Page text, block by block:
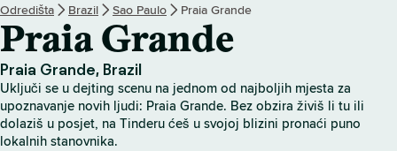
r
n
a
l
o
v
Odredišta Brazil Sao Paulo Praia Grande
Praia Grande
Praia Grande, Brazil
Uključi se u dejting scenu na jednom od najboljih mjesta za
upoznavanje novih ljudi: Praia Grande. Bez obzira živiš li tu ili
dolaziš u posjet, na Tinderu ćeš u svojoj blizini pronaći puno
lokalnih stanovnika.